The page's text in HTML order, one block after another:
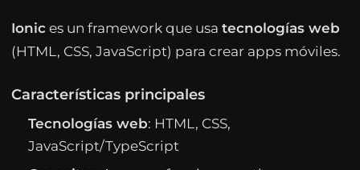
Ionices un framework que usa tecnologías web
(HTML, CSS, JavaScript) para crear apps móviles.
Características principales
Tecnologías web: HTML, CSS,
JavaScript/TypeScript